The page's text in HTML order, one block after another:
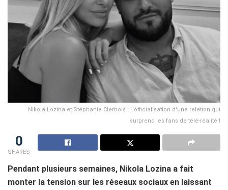
Nikola Lozina et Stéphanie Clerbois : L'officialisation d'une relation qui
surprend les fans de télé-réalité !
0
SHARES
Pendant plusieurs semaines, Nikola Lozina a fait
monter la tension sur les réseaux sociaux en laissant